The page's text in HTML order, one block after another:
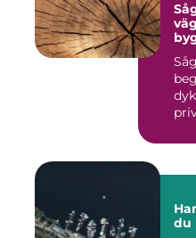
du